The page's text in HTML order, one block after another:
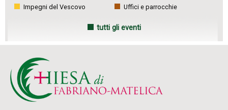
Impegni del Vescovo
Uffici e parrocchie
tutti gli eventi